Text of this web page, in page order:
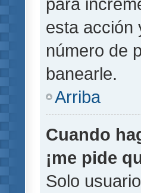
esta acción
número de
banearle.
Arriba
Cuando
¡me pide
Solo